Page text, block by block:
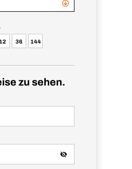
12 36 144
zu sehen.